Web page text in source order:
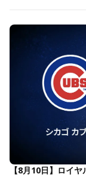
【8月10日】ロイ